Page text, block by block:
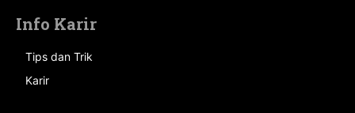
Info Karir
Tips dan Trik
Karir